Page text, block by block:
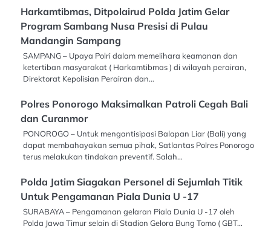
Harkamtibmas, Ditpolairud Polda Jatim Gelar
Program Sambang Nusa Presisi di Pulau
Mandangin Sampang
SAMPANG – Upaya Polri dalam memelihara keamanan dan
ketertiban masyarakat ( Harkamtibmas ) di wilayah perairan,
Direktorat Kepolisian Perairan dan…
Polres Ponorogo Maksimalkan Patroli Cegah Bali
dan Curanmor
PONOROGO – Untuk mengantisipasi Balapan Liar (Bali) yang
dapat membahayakan semua pihak, Satlantas Polres Ponorogo
terus melakukan tindakan preventif. Salah…
Polda Jatim Siagakan Personel di Sejumlah Titik
Untuk Pengamanan Piala Dunia U -17
SURABAYA – Pengamanan gelaran Piala Dunia U -17 oleh
Polda Jawa Timur selain di Stadion Gelora Bung Tomo ( GBT…